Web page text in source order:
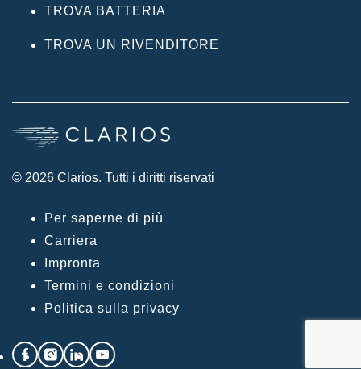
TROVA BATTERIA
TROVA UN RIVENDITORE
© 2026 Clarios. Tutti i diritti riservati
Per saperne di più
Carriera
Impronta
Termini e condizioni
Politica sulla privacy